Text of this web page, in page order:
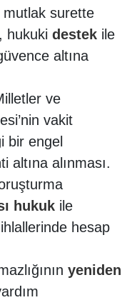
surette
hukuki destek ile
altına
ve
vakit
bir engel
altına alınması.
hukuk ile
hesap
yeniden